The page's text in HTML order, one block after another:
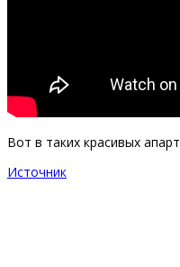
Вот в таких красивых
Источник